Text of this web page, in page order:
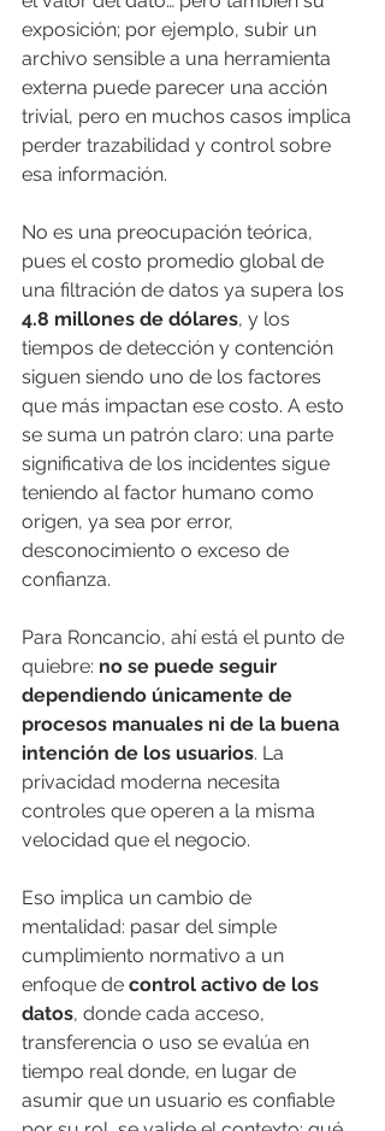
exposición; por ejemplo, subir un
archivo sensible a una herramienta
externa puede parecer una acción
trivial, pero en muchos casos implica
perder trazabilidad y control sobre
esa información.
No es una preocupación teórica,
pues el costo promedio global de
una filtración de datos ya supera los
4.8 millones de dólares, y los
tiempos de detección y contención
siguen siendo uno de los factores
que más impactan ese costo. A esto
se suma un patrón claro: una parte
significativa de los incidentes sigue
teniendo al factor humano como
origen, ya sea por error,
desconocimiento o exceso de
confianza.
Para Roncancio, ahí está el punto de
quiebre: no se puede seguir
dependiendo únicamente de
procesos manuales ni de la buena
intención de los usuarios. La
privacidad moderna necesita
controles que operen a la misma
velocidad que el negocio.
Eso implica un cambio de
mentalidad: pasar del simple
cumplimiento normativo a un
enfoque de control activo de los
datos, donde cada acceso,
transferencia o uso se evalúa en
tiempo real donde, en lugar de
asumir que un usuario es confiable